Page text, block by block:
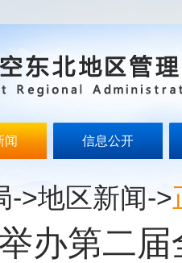
闻 信息公开
->地区新闻->
办第二